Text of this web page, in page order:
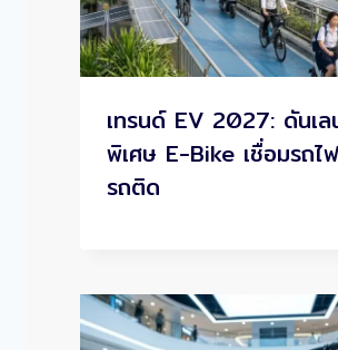
เทรนด์ EV 2027: ดันเล
พิเศษ E-Bike เชื่อมรถไ
รถติด